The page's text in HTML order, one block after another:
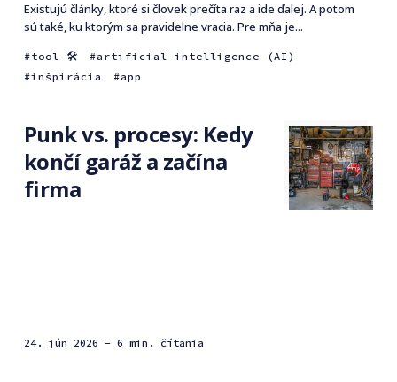
Existujú články, ktoré si človek prečíta raz a ide ďalej. A potom
sú také, ku ktorým sa pravidelne vracia. Pre mňa je...
tool 🛠
artificial intelligence (AI)
inšpirácia
app
Punk vs. procesy: Kedy
končí garáž a začína
firma
24. jún 2026 - 6 min. čítania